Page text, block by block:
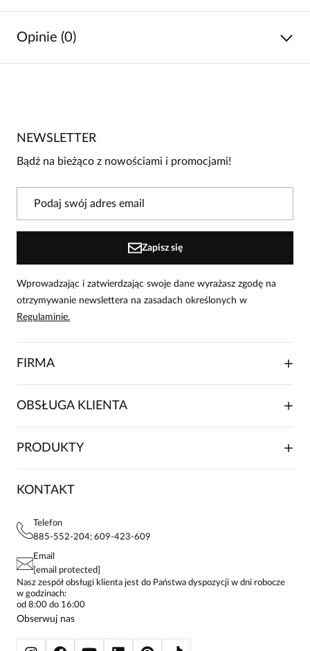
Opinie (0)
Bądź pierwszą osobą, która podzieli się opinią o tym
W naszej witrynie opinie mogą dodawać tylko
NEWSLETTER
Bądź na bieżąco z nowościami i promocjami!
Zapisz się
Wprowadzając i zatwierdzając swoje dane wyrażasz zgodę na
otrzymywanie newslettera na zasadach określonych w
Regulaminie.
FIRMA
O NAS
FRANCZYZA
KONTAKTY
OBSŁUGA KLIENTA
SKŁADANIE ZAMÓWIENIA
FAQ
POLITYKA PRYWATNOŚCI
STREFA STAŁEGO KLIENTA
PRODUKTY
SUKIENKI
KOSZULE DAMSKIE
SPODNIE DAMSKIE
ŻAKIETY I MARYNARKI
SWETRY
BLUZY
KONTAKT
Telefon
885-552-204; 609-423-609
Email
[email protected]
Nasz zespół obsługi klienta jest do Państwa dyspozycji w dni robocze
w godzinach:
od 8:00 do 16:00
Obserwuj nas